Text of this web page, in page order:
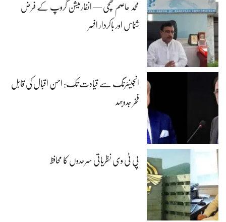
محمد عاصم کھچی — انفارمیشن گروپ کے فرض
شناس اور باکردار افسر
انجینئرنگ سے قیادت تک: احسن اقبال کی قابل
فخر جدوجہد
پی ٹی وی نظریاتی سرحدوں کا محافظ